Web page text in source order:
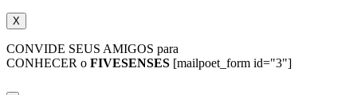
X
CONVIDE SEUS AMIGOS para
CONHECER o FIVESENSES [mailpoet_form id="3"]